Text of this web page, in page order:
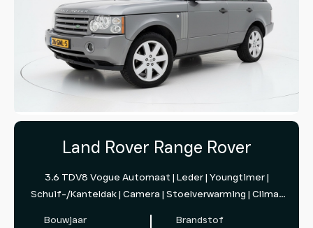
Land Rover Range Rover
3.6 TDV8 Vogue Automaat | Leder | Youngtimer |
Schuif-/Kanteldak | Camera | Stoelverwarming | Clima |
Bouwjaar
Brandstof